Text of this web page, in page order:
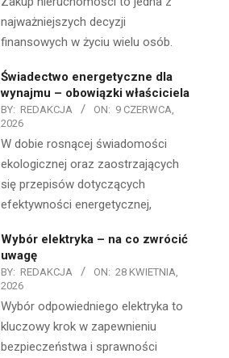
najważniejszych decyzji
finansowych w życiu wielu osób.
Świadectwo energetyczne dla
wynajmu – obowiązki właściciela
BY: REDAKCJA ON: 9 CZERWCA,
2026
W dobie rosnącej świadomości
ekologicznej oraz zaostrzających
się przepisów dotyczących
efektywności energetycznej,
Wybór elektryka – na co zwrócić
uwagę
BY: REDAKCJA ON: 28 KWIETNIA,
2026
Wybór odpowiedniego elektryka to
kluczowy krok w zapewnieniu
bezpieczeństwa i sprawności